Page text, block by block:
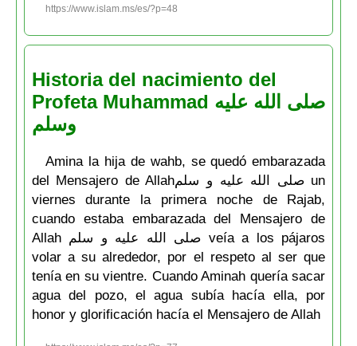
https://www.islam.ms/es/?p=48
Historia del nacimiento del
Profeta Muhammad صلى الله عليه
وسلم
Amina la hija de wahb, se quedó embarazada
del Mensajero de Allahصلى الله عليه و سلم un
viernes durante la primera noche de Rajab,
cuando estaba embarazada del Mensajero de
Allah صلى الله عليه و سلم veía a los pájaros
volar a su alrededor, por el respeto al ser que
tenía en su vientre. Cuando Aminah quería sacar
agua del pozo, el agua subía hacía ella, por
honor y glorificación hacía el Mensajero de Allah